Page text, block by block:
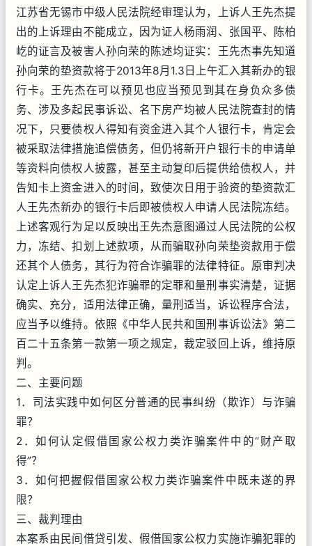
江苏省无锡市中级人民法院经审理认为，上诉人王先杰提
出的上诉理由不能成立，因为证人杨雨润、张国平、陈柏
屹的证言及被害人孙向荣的陈述均证实：王先杰事先知道
孙向荣的垫资款将于2013年8月1.3日上午汇入其新办的银
行卡。王先杰在可以预见也应当预见到其在身负众多债
务、涉及多起民事诉讼、名下房产均被人民法院查封的情
况下，只要债权人得知有资金进入其个人银行卡，肯定会
被采取法律措施追偿债务，但仍将新开户银行卡的申请单
等资料向债权人披露，甚至主动复印后提供给债权人，并
告知卡上资金进入的时间，致使次日用于验资的垫资款汇
人王先杰新办的银行卡后即被债权人申请人民法院冻结。
上述客观行为足以反映出王先杰意图通过人民法院的公权
力，冻结、扣划上述款项，从而骗取孙向荣垫资款用于偿
还其个人债务，其行为符合诈骗罪的法律特征。原审判决
认定上诉人王先杰犯诈骗罪的定罪和量刑事实清楚，证据
确实、充分，适用法律正确，量刑适当，诉讼程序合法，
应当予以维持。依照《中华人民共和国刑事诉讼法》第二
百二十五条第一款第一项之规定，裁定驳回上诉，维持原
判。
二、主要问题
1．司法实践中如何区分普通的民事纠纷（欺诈）与诈骗
罪？
2．如何认定假借国家公权力类诈骗案件中的“财产取
得”？
3．如何把握假借国家公权力类诈骗案件中既未遂的界
限？
三、裁判理由
本案系由民间借贷引发、假借国家公权力实施诈骗犯罪的